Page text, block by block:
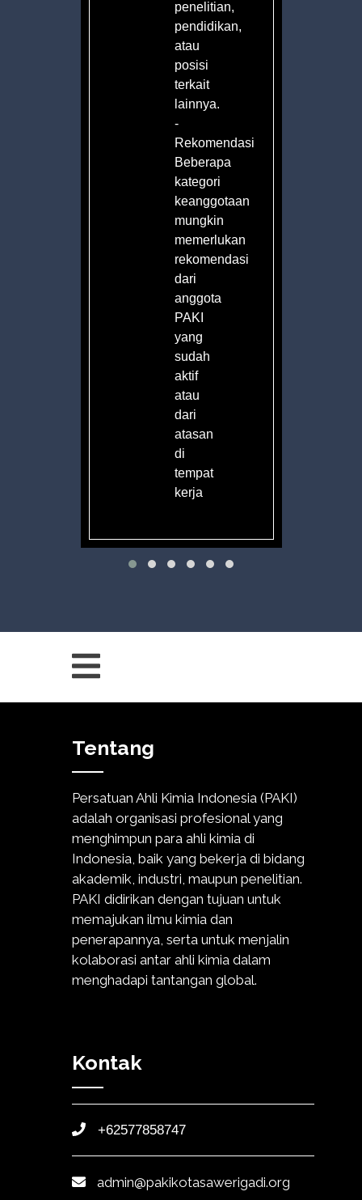
penelitian,
pendidikan,
atau
posisi
terkait
lainnya.
-
Rekomendasi
Beberapa
kategori
keanggotaan
mungkin
memerlukan
rekomendasi
dari
anggota
PAKI
yang
sudah
aktif
atau
dari
atasan
di
tempat
kerja
Tentang
Persatuan Ahli Kimia Indonesia (PAKI)
adalah organisasi profesional yang
menghimpun para ahli kimia di
Indonesia, baik yang bekerja di bidang
akademik, industri, maupun penelitian.
PAKI didirikan dengan tujuan untuk
memajukan ilmu kimia dan
penerapannya, serta untuk menjalin
kolaborasi antar ahli kimia dalam
menghadapi tantangan global.
Kontak
+62577858747
admin@pakikotasawerigadi.org